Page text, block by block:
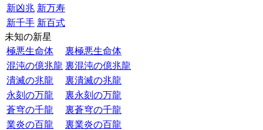
新凶兆 新万寿
新千手 新百式
未知の新星
極悪生命体
裏極悪生命体
混沌の億兆龍 裏混沌の億兆龍
潰滅の兆龍
裏潰滅の兆龍
永刻の万龍
裏永刻の万龍
蒼穹の千龍
裏蒼穹の千龍
業炎の百龍
裏業炎の百龍